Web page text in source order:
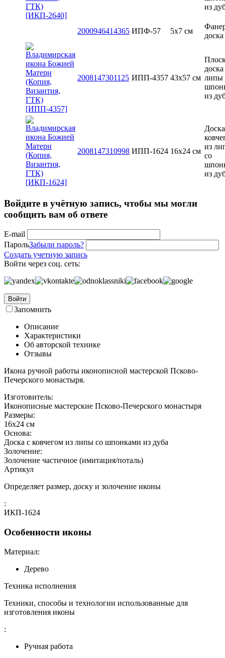
из
2000946414365 ИПФ-57 5x7 см
доска
2008147301125 ИПП-4357 43x57 см липы
из
2008147310998 ИПП-1624 16x24 см
из
со
из
Войдите в учётную запись, чтобы мы могли
сообщить вам об ответе
E-mail
ПарольЗабыли пароль?
Создать учетную запись
Войти через соц. сеть:
Войти
Запомнить
Описание
Характеристики
Об авторской технике
Отзывы
Икона ручной работы иконописной мастерской Псково-
Печерского монастыря.
Изготовитель:
Иконописные мастерские Псково-Печерского монастыря
Размеры:
16x24 см
Основа:
Доска с ковчегом из липы со шпонками из дуба
Золочение:
Золочение частичное (имитация/поталь)
Артикул
Определяет размер, доску и золочение иконы
:
ИКП-1624
Особенности иконы
Материал:
Дерево
Техника исполнения
Техники, способы и технологии использованные для
изготовления иконы
:
Ручная работа